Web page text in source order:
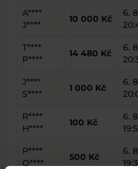
A****
J****
10 000 Kč
6.
T****
P****
14 480 Kč
6.
J****
S****
1 000 Kč
6.
R****
H****
100 Kč
6.
P****
O****
500 Kč
6.